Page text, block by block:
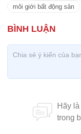
môi giới bất động sản